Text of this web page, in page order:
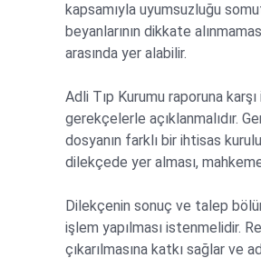
kapsamıyla uyumsuzluğu
beyanlarının dikkate
arasında yer alabilir.
Adli Tıp Kurumu raporuna
gerekçelerle açıklanmalıdır.
dosyanın farklı bir ihtisas
dilekçede yer alması,
Dilekçenin sonuç ve talep
işlem yapılması istenmelidir.
çıkarılmasına katkı sağlar ve